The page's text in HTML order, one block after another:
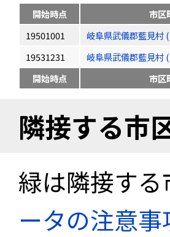
開始時点 市区
19501001
岐阜県武儀郡藍見村
19531231
岐阜県武儀郡藍見村
開始時点
市区
隣接する市
緑は隣接す
ータの注意事